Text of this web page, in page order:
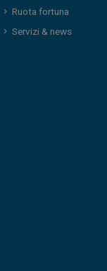
Ruota fortuna
Servizi & news